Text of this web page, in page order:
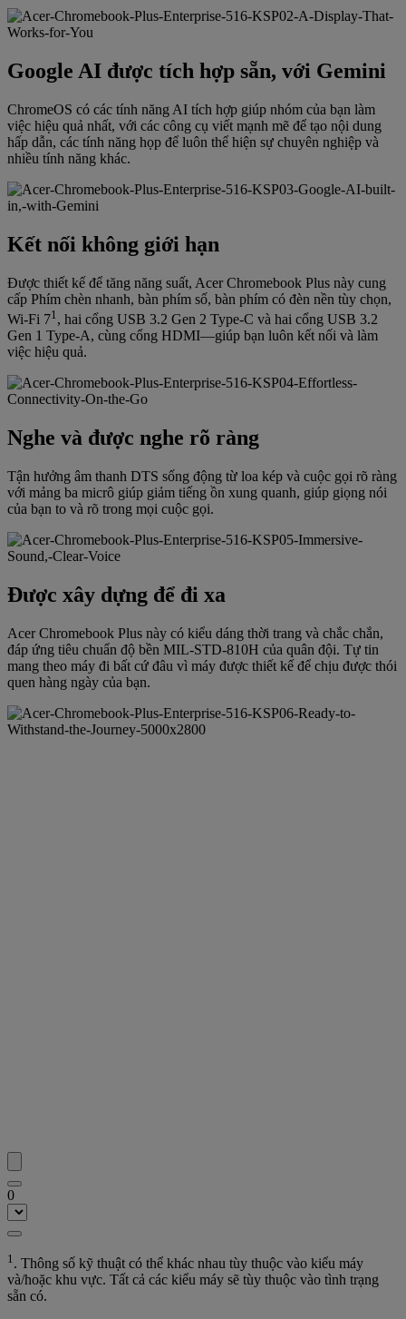
Google AI được tích hợp sẵn, với Gemini
ChromeOS có các tính năng AI tích hợp giúp nhóm của bạn làm
việc hiệu quả nhất, với các công cụ viết mạnh mẽ để tạo nội dung
hấp dẫn, các tính năng họp để luôn thể hiện sự chuyên nghiệp và
nhiều tính năng khác.
Kết nối không giới hạn
Được thiết kế để tăng năng suất, Acer Chromebook Plus này cung
cấp Phím chèn nhanh, bàn phím số, bàn phím có đèn nền tùy chọn,
Wi-Fi 71 , hai cổng USB 3.2 Gen 2 Type-C và hai cổng USB 3.2
Gen 1 Type-A, cùng cổng HDMI—giúp bạn luôn kết nối và làm
việc hiệu quả.
Nghe và được nghe rõ ràng
Tận hưởng âm thanh DTS sống động từ loa kép và cuộc gọi rõ ràng
với mảng ba micrô giúp giảm tiếng ồn xung quanh, giúp giọng nói
của bạn to và rõ trong mọi cuộc gọi.
Được xây dựng để đi xa
Acer Chromebook Plus này có kiểu dáng thời trang và chắc chắn,
đáp ứng tiêu chuẩn độ bền MIL-STD-810H của quân đội. Tự tin
mang theo máy đi bất cứ đâu vì máy được thiết kế để chịu được thói
quen hàng ngày của bạn.
0
1 . Thông số kỹ thuật có thể khác nhau tùy thuộc vào kiểu máy
và/hoặc khu vực. Tất cả các kiểu máy sẽ tùy thuộc vào tình trạng
sẵn có.